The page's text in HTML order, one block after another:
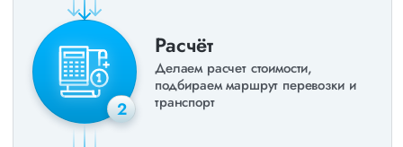
2
Расчёт
Делаем расчет стоимости,
подбираем маршрут перевозки и
транспорт